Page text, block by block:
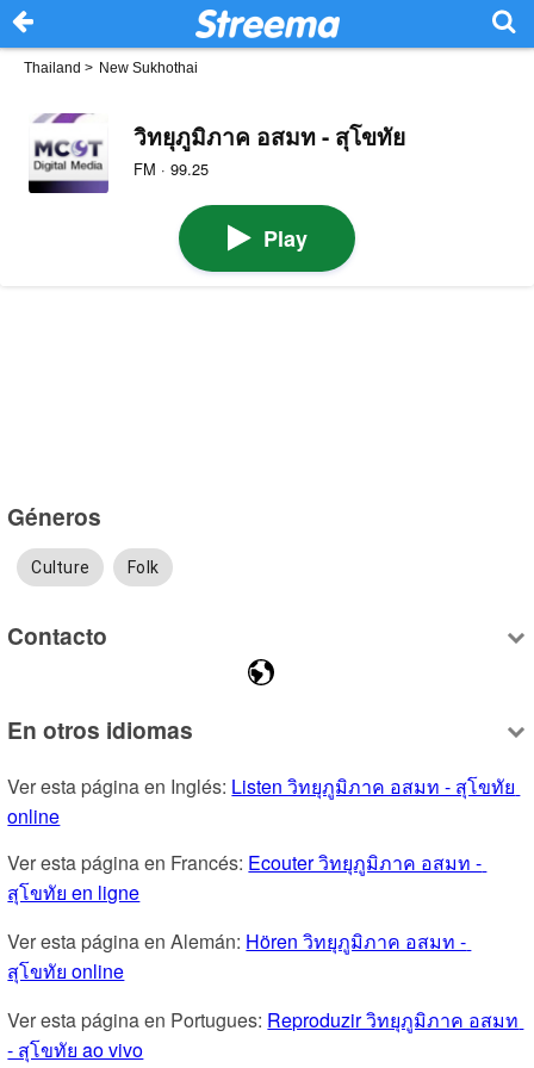
Thailand > New Sukhothai
วิทยุภูมิภาค อสมท - สุโขทัย
FM · 99.25
Play
Géneros
Culture Folk
Contacto
En otros idiomas
Ver esta página en Inglés: Listen วิทยุภูมิภาค อสมท - สุโขทัย
online
Ver esta página en Francés: Ecouter วิทยุภูมิภาค อสมท -
สุโขทัย en ligne
Ver esta página en Alemán: Hören วิทยุภูมิภาค อสมท -
สุโขทัย online
Ver esta página en Portugues: Reproduzir วิทยุภูมิภาค อสมท
- สุโขทัย ao vivo